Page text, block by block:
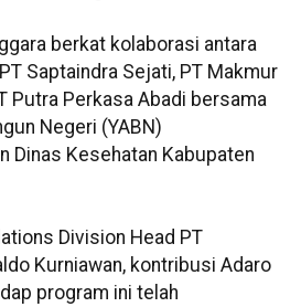
berkat kolaborasi antara
Saptaindra Sejati, PT Makmur
Putra Perkasa Abadi bersama
Negeri (YABN)
Dinas Kesehatan Kabupaten
Division Head PT
Kurniawan, kontribusi Adaro
program ini telah